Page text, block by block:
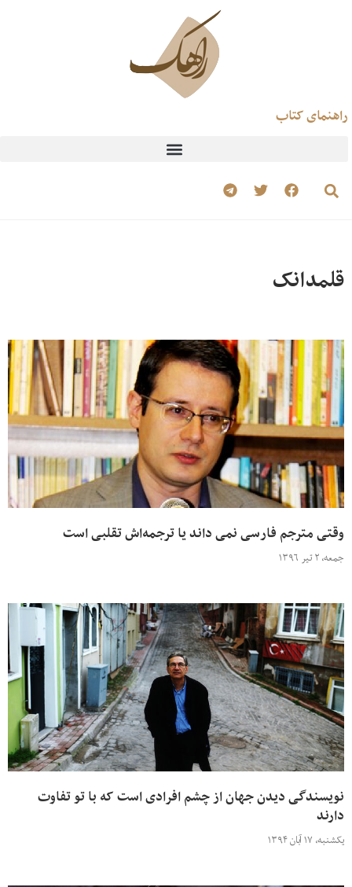
راهنمای کتاب
قلمدانک
وقتی مترجم فارسی نمی داند یا ترجمه‌اش تقلبی است
جمعه، ۲ تیر ۱۳۹۶
نویسندگی دیدن جهان از چشم افرادی است که با تو تفاوت
دارند
یکشنبه، ۱۷ آبان ۱۳۹۴